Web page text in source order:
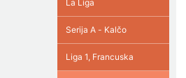
La Liga
Serija A - Kalčo
Liga 1, Francuska